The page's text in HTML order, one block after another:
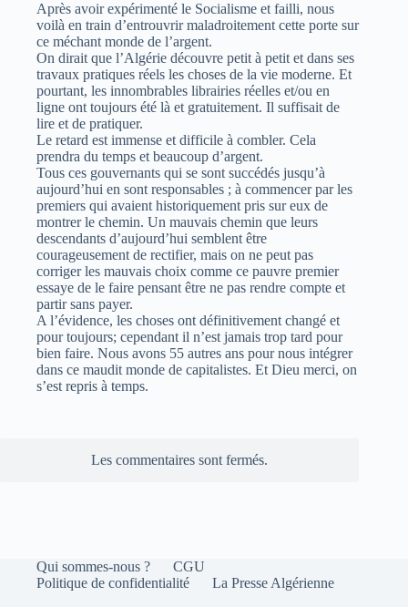
Après avoir expérimenté le Socialisme et failli, nous
voilà en train d’entrouvrir maladroitement cette porte sur
ce méchant monde de l’argent.
On dirait que l’Algérie découvre petit à petit et dans ses
travaux pratiques réels les choses de la vie moderne. Et
pourtant, les innombrables librairies réelles et/ou en
ligne ont toujours été là et gratuitement. Il suffisait de
lire et de pratiquer.
Le retard est immense et difficile à combler. Cela
prendra du temps et beaucoup d’argent.
Tous ces gouvernants qui se sont succédés jusqu’à
aujourd’hui en sont responsables ; à commencer par les
premiers qui avaient historiquement pris sur eux de
montrer le chemin. Un mauvais chemin que leurs
descendants d’aujourd’hui semblent être
courageusement de rectifier, mais on ne peut pas
corriger les mauvais choix comme ce pauvre premier
essaye de le faire pensant être ne pas rendre compte et
partir sans payer.
A l’évidence, les choses ont définitivement changé et
pour toujours; cependant il n’est jamais trop tard pour
bien faire. Nous avons 55 autres ans pour nous intégrer
dans ce maudit monde de capitalistes. Et Dieu merci, on
s’est repris à temps.
Les commentaires sont fermés.
Qui sommes-nous ?
CGU
Politique de confidentialité
La Presse Algérienne